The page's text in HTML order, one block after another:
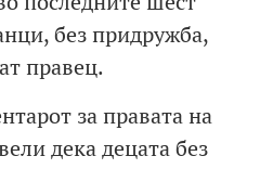
без придружба,
правец.
за правата на
дека децата без